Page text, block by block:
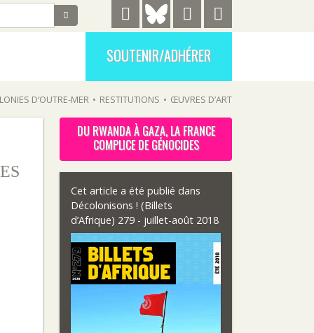
SOUTENIR/ADHÉRER
D’OUTRE-MER • RESTITUTIONS • ŒUVRES D’ART
DU RWANDA À GAZA, LA FRANCE
COMPLICE DE GÉNOCIDES
Cet article a été publié dans
Décolonisons ! (Billets
d’Afrique) 279 - juillet-août 2018